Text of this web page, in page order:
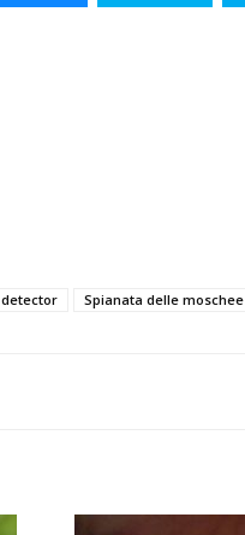
Spianata delle moschee